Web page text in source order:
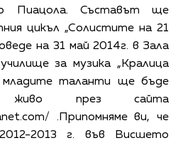
Пиацола. Съставът ще
цикъл „Солистите на 21
на 31 май 2014г. в Зала
за музика „Кралица
младите таланти ще бъде
живо през сайта
.Припомняме ви, че
2013 г. във Висшето